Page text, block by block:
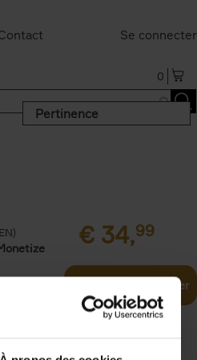
Se connecter
0
Pertinence
€ 34,99
Ajouter au panier